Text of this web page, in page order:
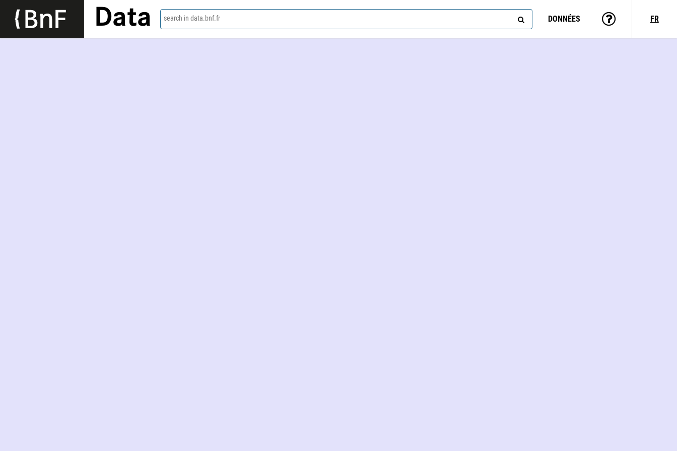
Data search in data.bnf.fr DONNÉES FR